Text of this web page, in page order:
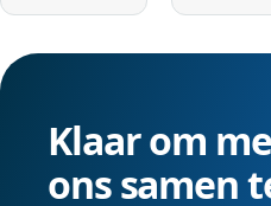
Klaar om
ons samen